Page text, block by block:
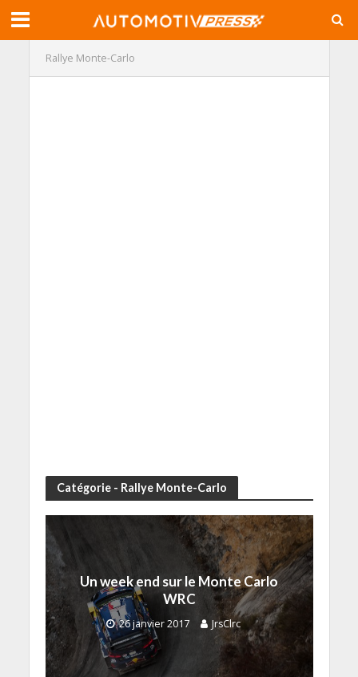
Rallye Monte-Carlo
Catégorie - Rallye Monte-Carlo
Un week end sur le Monte Carlo
WRC
26 janvier 2017 JrsClrc